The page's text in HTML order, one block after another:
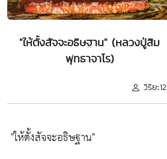
"ให้ตั้งสัจจะอธิษฐาน" (หลวงปู่สิม
พุทธาจาโร)
วิริยะ12
"ให้ตั้งสัจจะอธิษฐาน"